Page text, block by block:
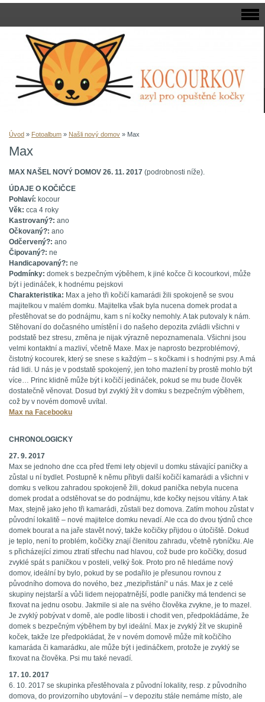
Úvod » Fotoalbum » Našli nový domov » Max
Max
MAX NAŠEL NOVÝ DOMOV 26. 11. 2017 (podrobnosti níže).
ÚDAJE O KOČIČCE
Pohlaví: kocour
Věk: cca 4 roky
Kastrovaný?: ano
Očkovaný?: ano
Odčervený?: ano
Čipovaný?: ne
Handicapovaný?: ne
Podmínky: domek s bezpečným výběhem, k jiné kočce či kocourkovi, může
být i jedináček, k hodnému pejskovi
Charakteristika: Max a jeho tři kočičí kamarádi žili spokojeně se svou
majitelkou v malém domku. Majitelka však byla nucena domek prodat a
přestěhovat se do podnájmu, kam s ní kočky nemohly. A tak putovaly k nám.
Stěhovaní do dočasného umístění i do našeho depozita zvládli všichni v
podstatě bez stresu, změna je nijak výrazně nepoznamenala. Všichni jsou
velmi kontaktní a mazliví, včetně Maxe. Max je naprosto bezproblémový,
čistotný kocourek, který se snese s každým – s kočkami i s hodnými psy. A má
rád lidi. U nás je v podstatě spokojený, jen toho mazlení by prostě mohlo být
více… Princ klidně může být i kočičí jedináček, pokud se mu bude člověk
dostatečně věnovat. Dosud byl zvyklý žít v domku s bezpečným výběhem,
což by v novém domově uvítal.
Max na Facebooku
CHRONOLOGICKY
27. 9. 2017
Max se jednoho dne cca před třemi lety objevil u domku stávající paničky a
zůstal u ní bydlet. Postupně k němu přibyli další kočičí kamarádi a všichni v
domku s velkou zahradou spokojeně žili, dokud panička nebyla nucena
domek prodat a odstěhovat se do podnájmu, kde kočky nejsou vítány. A tak
Max, stejně jako jeho tři kamarádi, zůstali bez domova. Zatím mohou zůstat v
původní lokalitě – nové majitelce domku nevadí. Ale cca do dvou týdnů chce
domek bourat a na jaře stavět nový, takže kočičky přijdou o útočiště. Dokud
je teplo, není to problém, kočičky znají členitou zahradu, včetně rybníčku. Ale
s přicházející zimou ztratí střechu nad hlavou, což bude pro kočičky, dosud
zvyklé spát s paničkou v posteli, velký šok. Proto pro ně hledáme nový
domov, ideální by bylo, pokud by se podařilo je přesunou rovnou z
původního domova do nového, bez „mezipřistání“ u nás. Max je z celé
skupiny nejstarší a vůči lidem nejopatrnější, podle paničky má tendenci se
fixovat na jednu osobu. Jakmile si ale na svého člověka zvykne, je to mazel.
Je zvyklý pobývat v domě, ale podle libosti i chodit ven, předpokládáme, že
domek s bezpečným výběhem by byl ideální. Max je zvyklý žít ve skupině
koček, takže lze předpokládat, že v novém domově může mít kočičího
kamaráda či kamarádku, ale může být i jedináčkem, protože je zvyklý se
fixovat na člověka. Psi mu také nevadí.
17. 10. 2017
6. 10. 2017 se skupinka přestěhovala z původní lokality, resp. z původního
domova, do provizorního ubytování – v depozitu stále nemáme místo, ale